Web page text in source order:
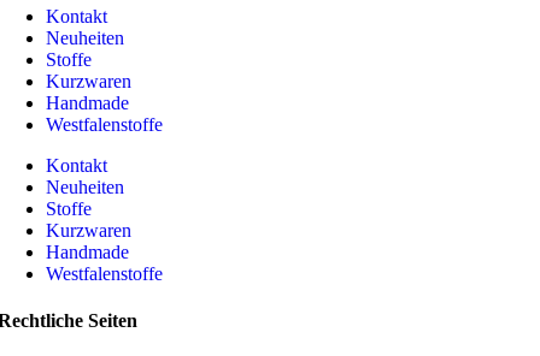
Kontakt
Neuheiten
Stoffe
Kurzwaren
Handmade
Westfalenstoffe
Kontakt
Neuheiten
Stoffe
Kurzwaren
Handmade
Westfalenstoffe
Seiten